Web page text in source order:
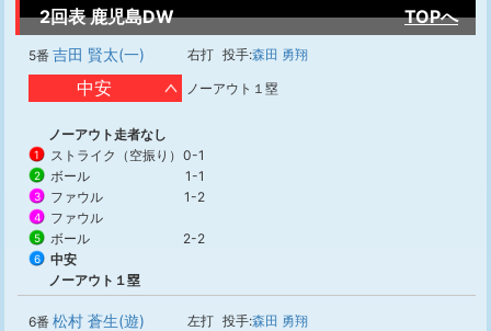
2回表 鹿児島DW TOPへ
5番 吉田 賢太(一) 右打 投手:森田 勇翔
中安 ノーアウト１塁
ノーアウト走者なし
1 ストライク（空振り） 0-1
2 ボール 1-1
3 ファウル 1-2
4 ファウル
5 ボール 2-2
6
中安
ノーアウト１塁
6番 松村 蒼生(遊) 左打 投手:森田 勇翔